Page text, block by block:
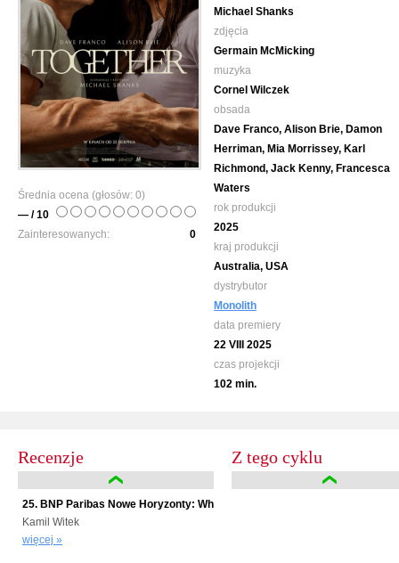
Średnia ocena (głosów: 0)
— / 10
0
Zainteresowanych:
Michael Shanks
zdjęcia
Germain McMicking
muzyka
Cornel Wilczek
obsada
Dave Franco, Alison Brie, Damon
Herriman, Mia Morrissey, Karl
Richmond, Jack Kenny, Francesca
Waters
rok produkcji
2025
kraj produkcji
Australia, USA
dystrybutor
Monolith
data premiery
22 VIII 2025
czas projekcji
102 min.
Recenzje
25. BNP Paribas Nowe Horyzonty: When 2 Become 1
Kamil Witek
więcej »
Z tego cyklu